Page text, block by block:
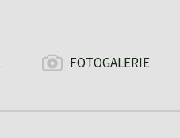
FOTOGALERIE